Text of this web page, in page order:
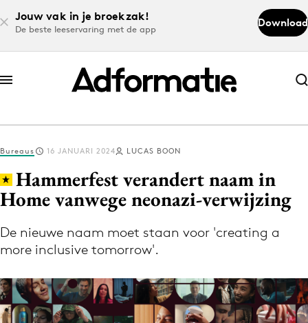
Jouw vak in je broekzak!
De beste leeservaring met de app
Download
Abonneer nu
Abonneer nu
Log in
Download de app
Volg het laatste nieuws via de Adformatie
Nieuws app
Bureaus 16 JANUARI 2024 LUCAS BOON
Hammerfest verandert naam in
Home vanwege neonazi-verwijzing
De nieuwe naam moet staan voor 'creating a
more inclusive tomorrow'.